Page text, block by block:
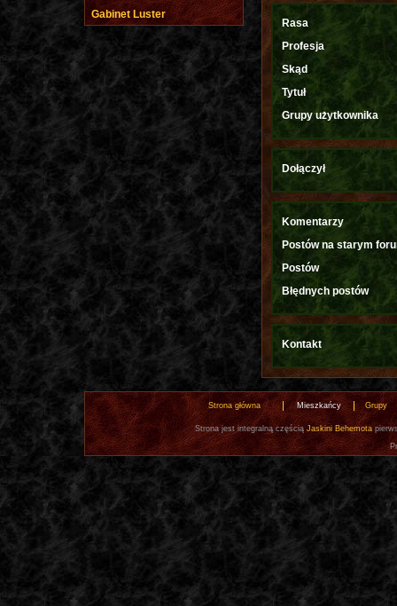
Rasa
Profesja
Skąd
Tytuł
Grupy użytkownika
Dołączył
Komentarzy
Postów na starym
Postów
Błędnych postów
Kontakt
Gabinet Luster
Strona główna Mieszkańcy Grupy
Strona jest integralną częścią Jaskini Behemota